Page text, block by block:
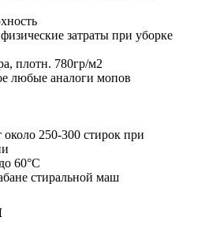
затраты при уборке
плотн. 780гр/м2
любые аналоги мопов
250-300 стирок при
60°C
стиральной маш